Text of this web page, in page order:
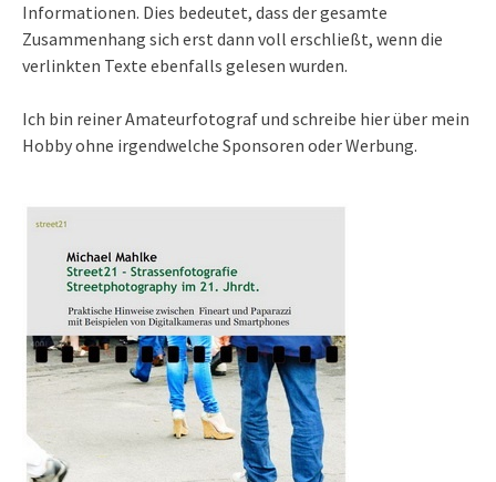
Informationen. Dies bedeutet, dass der gesamte
Zusammenhang sich erst dann voll erschließt, wenn die
verlinkten Texte ebenfalls gelesen wurden.
Ich bin reiner Amateurfotograf und schreibe hier über mein
Hobby ohne irgendwelche Sponsoren oder Werbung.